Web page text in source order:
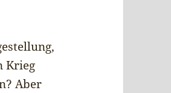
Krieg
Aber